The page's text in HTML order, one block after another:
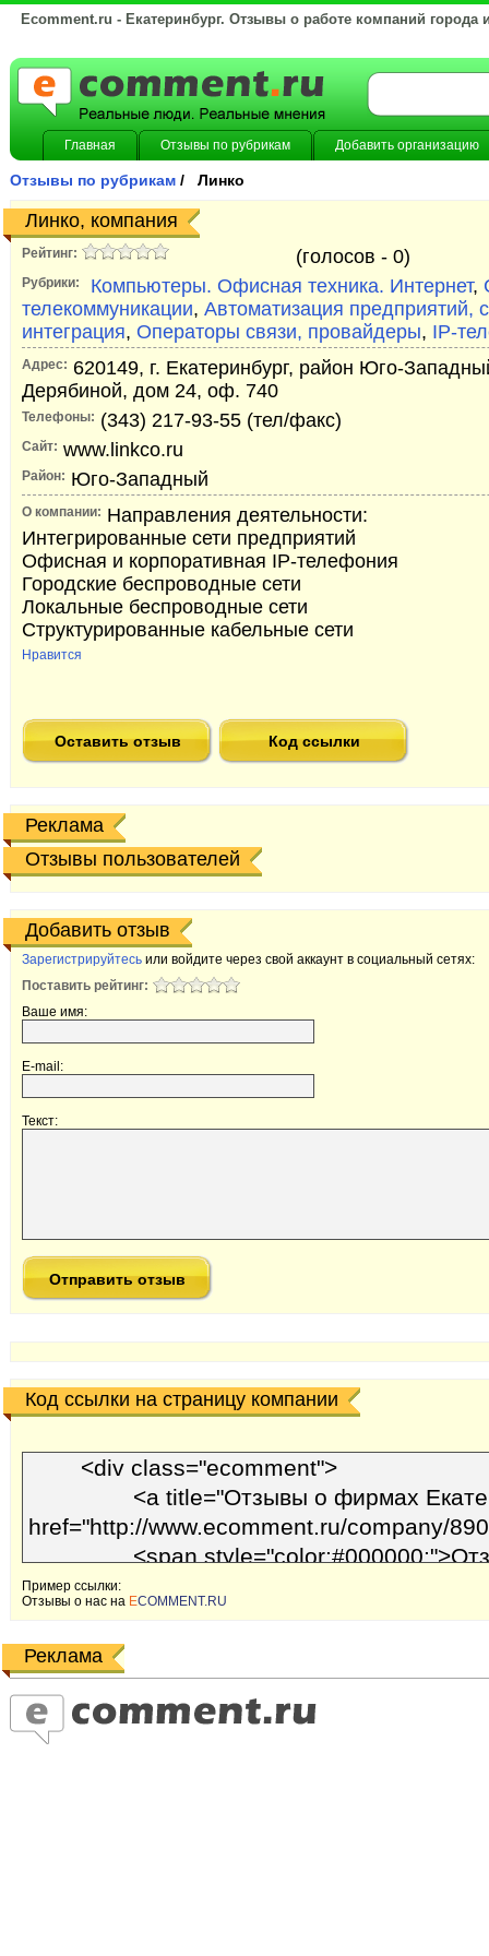
Ecomment.ru - Екатеринбург. Отзывы о работе компаний города
Главная Отзывы по рубрикам Добавить организацию
Отзывы по рубрикам / Линко
Линко, компания
Рейтинг: (голосов - 0)
Рубрики: Компьютеры. Офисная техника. Интернет,
телекоммуникации, Автоматизация предприятий,
интеграция, Операторы связи, провайдеры, IP-
Адрес: 620149, г. Екатеринбург, район Юго-
Дерябиной, дом 24, оф. 740
Телефоны: (343) 217-93-55 (тел/факс)
Сайт: www.linkco.ru
Район: Юго-Западный
О компании: Направления деятельности:
Интегрированные сети предприятий
Офисная и корпоративная IP-телефония
Городские беспроводные сети
Локальные беспроводные сети
Структурированные кабельные сети
Нравится
Оставить отзыв Код ссылки
Реклама
Отзывы пользователей
Добавить отзыв
Зарегистрируйтесь или войдите через свой аккаунт в социальный сетях:
Поставить рейтинг:
Ваше имя:
E-mail:
Текст:
Код ссылки на страницу компании
Пример ссылки:
Отзывы o наc на ECOMMENT.RU
Реклама